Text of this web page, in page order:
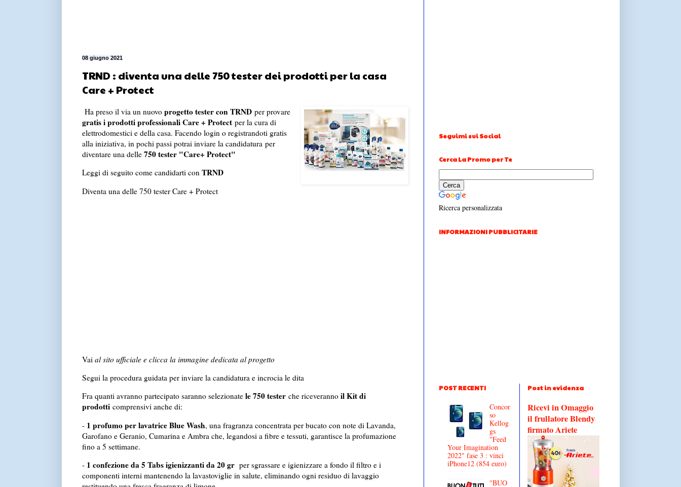
08 giugno 2021
TRND : diventa una delle 750 tester dei prodotti per la casa
Care + Protect
Ha preso il via un nuovo progetto tester con TRNDper provare
gratis i prodotti professionali Care + Protectper la cura di
elettrodomestici e della casa. Facendo login o registrandoti gratis
alla iniziativa, in pochi passi potrai inviare la candidatura per
diventare una delle 750 tester "Care+ Protect"
Leggi di seguito come candidarti con TRND
Diventa una delle 750 tester Care + Protect
Vai al sito ufficiale e clicca la immagine dedicata al progetto
Segui la procedura guidata per inviare la candidatura e incrocia le dita
Fra quanti avranno partecipato saranno selezionate le 750 testerche riceveranno il Kit di
prodotticomprensivi anche di:
- 1 profumo per lavatrice Blue Wash, una fragranza concentrata per bucato con note di Lavanda,
Garofano e Geranio, Cumarina e Ambra che, legandosi a fibre e tessuti, garantisce la profumazione
fino a 5 settimane.
- 1 confezione da 5 Tabs igienizzanti da 20 gr per sgrassare e igienizzare a fondo il filtro e i
componenti interni mantenendo la lavastoviglie in salute, eliminando ogni residuo di lavaggio
Seguimi sui Social
Cerca La Promo per Te
Ricerca personalizzata
INFORMAZIONI PUBBLICITARIE
POST RECENTI
Concor
so
Kellog
gs
"Feed
Your Imagination
2022" fase 3 : vinci
iPhone12 (854 euro)
''BUO
Post in evidenza
Ricevi in Omaggio
il frullatore Blendy
firmato Ariete